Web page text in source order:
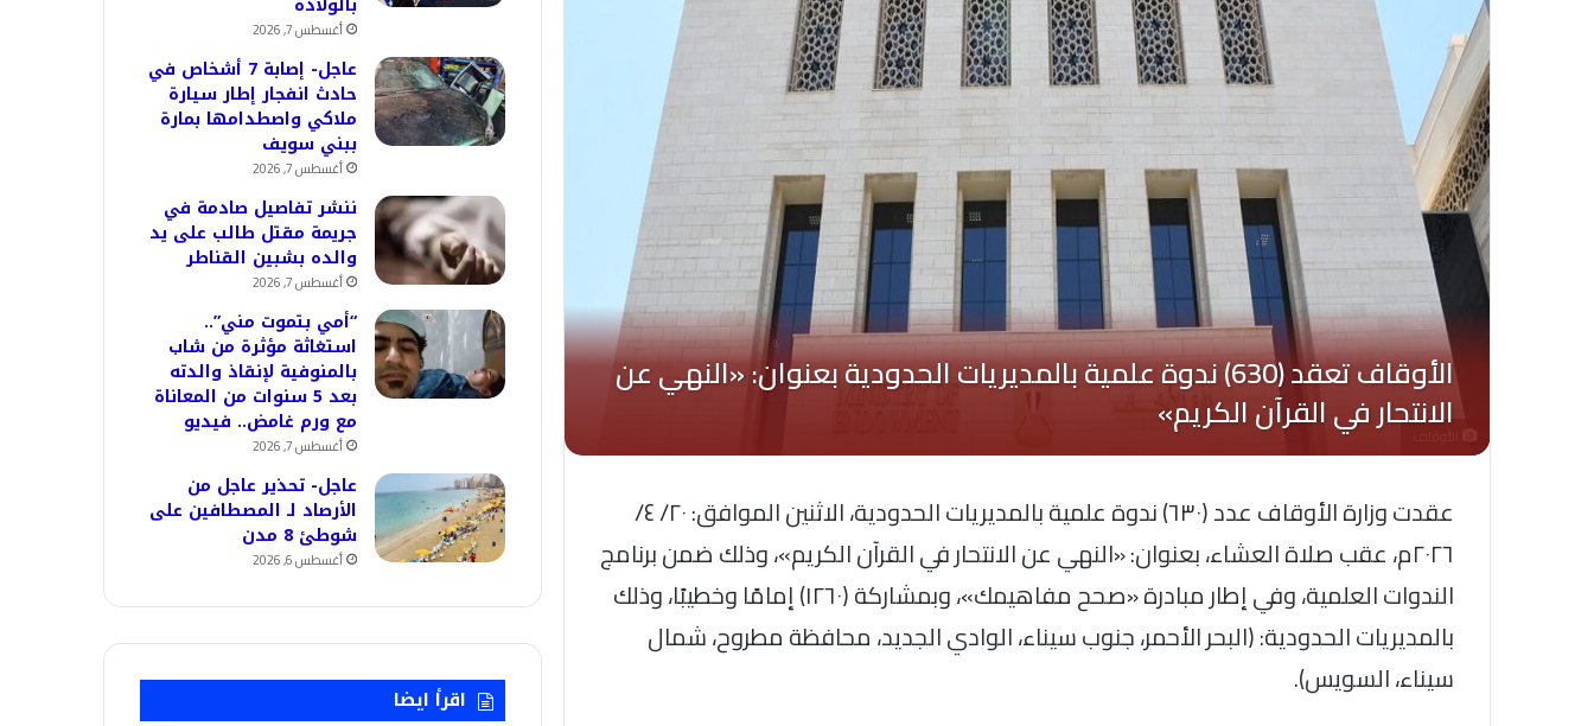
عقدت وزارة الأوقاف عدد (٦٣٠) ندوة علمية بالمديريات الحدودية، الاثنين الموافق: ٢٠/ ٤/
٢٠٢٦م، عقب صلاة العشاء، بعنوان: «النهي عن الانتحار في القرآن الكريم»، وذلك ضمن برنامج
الندوات العلمية، وفي إطار مبادرة «صحح مفاهيمك»، وبمشاركة (١٢٦٠) إمامًا وخطيبًا، وذلك
بالمديريات الحدودية: (البحر الأحمر، جنوب سيناء، الوادي الجديد، محافظة مطروح، شمال
سيناء، السويس).
أغسطس 7, 2026
عاجل- إصابة 7 أشخاص في
حادث انفجار إطار سيارة
ملاكي واصطدامها بمارة
ببني سويف
أغسطس 7, 2026
ننشر تفاصيل صادمة في
جريمة مقتل طالب على يد
والده بشبين القناطر
أغسطس 7, 2026
“أمي بتموت مني”..
استغاثة مؤثرة من شاب
بالمنوفية لإنقاذ والدته
بعد 5 سنوات من المعاناة
مع ورم غامض.. فيديو
أغسطس 7, 2026
عاجل- تحذير عاجل من
الأرصاد لـ المصطافين على
شوطئ 8 مدن
أغسطس 6, 2026
اقرأ ايضا